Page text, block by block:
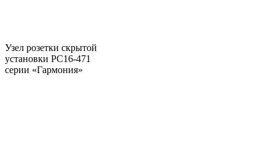
Узел розетки скрытой
установки РС16-471
серии «Гармония»